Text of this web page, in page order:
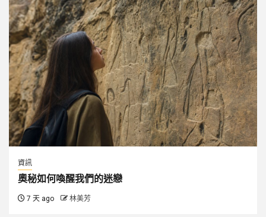
資訊
奧秘如何喚醒我們的迷戀
7 天 ago 林美芳